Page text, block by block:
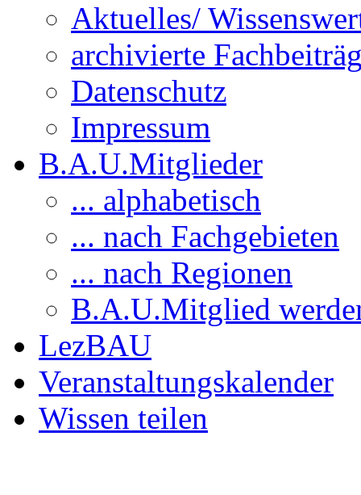
Aktuelles/
archivierte
Datenschutz
Impressum
B.A.U.Mitglieder
... alphabetisch
... nach Fachgebieten
... nach Regionen
B.A.U.Mitglied
LezBAU
Veranstaltungskalender
Wissen teilen